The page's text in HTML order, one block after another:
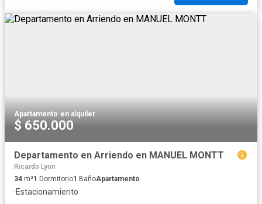
Apartamento·en alquiler
$ 650.000
Departamento en Arriendo en MANUEL MONTT
Ricardo Lyon
34 m²1 Dormitorio1 BañoApartamento
·Estacionamiento